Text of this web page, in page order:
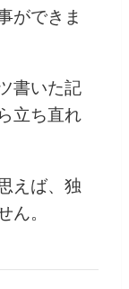
ができま
書いた記
立ち直れ
えば、独
ん。